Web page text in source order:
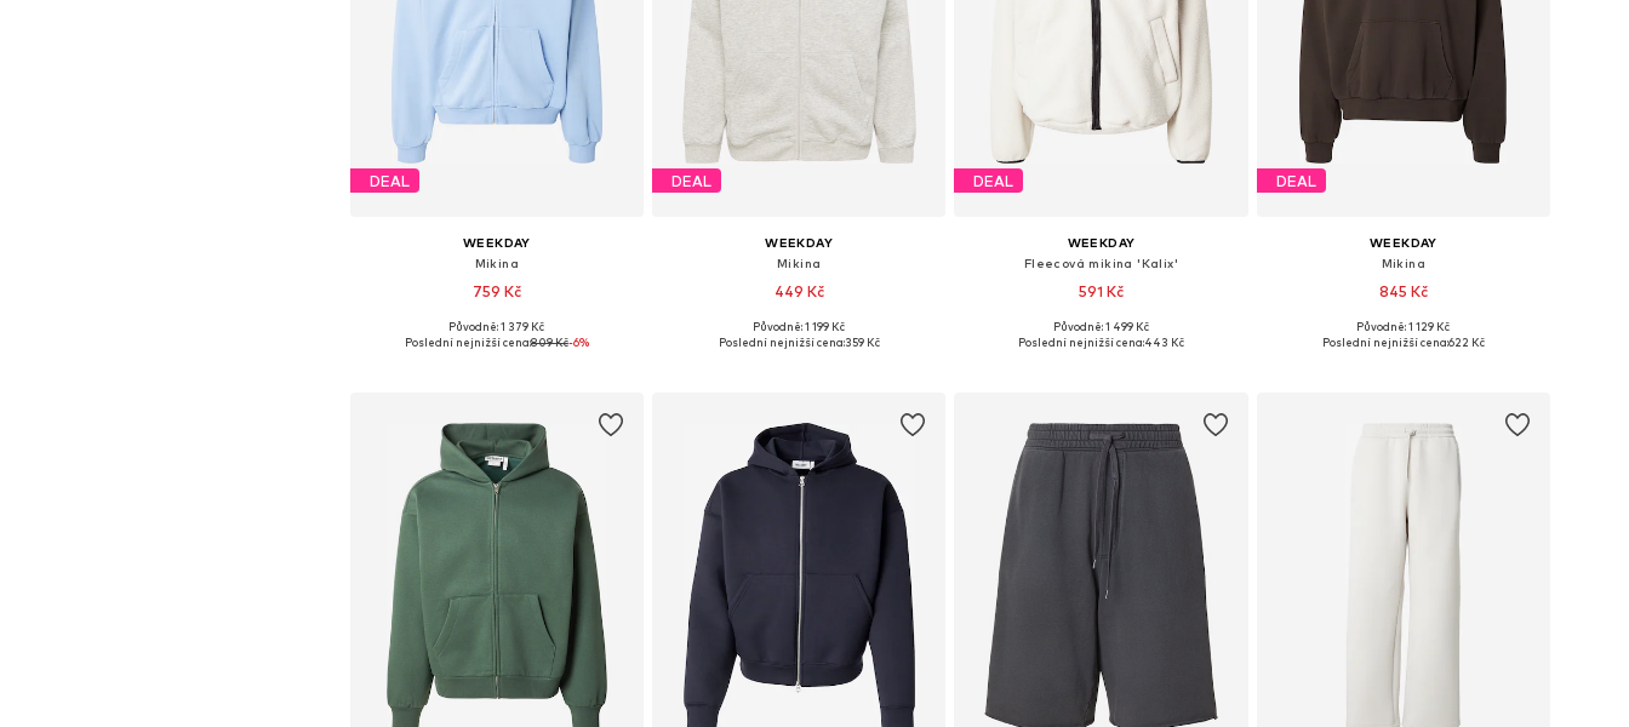
DEAL
WEEKDAY
Mikina
759 Kč
Dostupné velikosti: XS, S, M, L, XL
Původně: 1 379 Kč
Poslední nejnižší cena:809 Kč-6%
DEAL
WEEKDAY
Mikina
449 Kč
Dostupné velikosti: XS, S, M, L
Původně: 1 199 Kč
Poslední nejnižší cena:359 Kč
DEAL
WEEKDAY
Fleecová mikina 'Kalix'
591 Kč
Dostupné velikosti: XS, S, M, L, XL
Původně: 1 499 Kč
Poslední nejnižší cena:443 Kč
DEAL
WEEKDAY
Mikina
845 Kč
Dostupné velikosti: S, M
Původně: 1 129 Kč
Poslední nejnižší cena:622 Kč